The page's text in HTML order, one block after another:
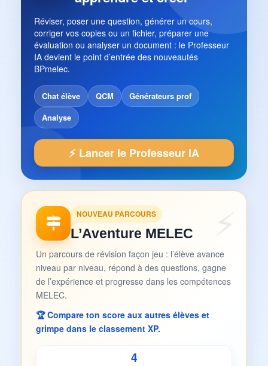
Réviser, poser une question, générer un cours,
corriger vos copies ou un fichier, préparer une
évaluation ou analyser un document : le Professeur
IA devient le point d’entrée des nouveautés
BPmelec.
Chat élève QCM
Générateurs prof
Analyse
⚡ Lancer le Professeur IA
NOUVEAU PARCOURS
L’Aventure MELEC
Un parcours de révision façon jeu : l’élève avance
niveau par niveau, répond à des questions, gagne
de l’expérience et progresse dans les compétences
MELEC.
🏆 Compare ton score aux autres élèves et
grimpe dans le classement XP.
4